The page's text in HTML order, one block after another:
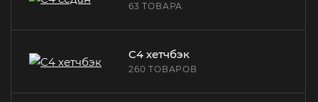
63 ТОВАРА
C4 хетчбэк
260 ТОВАРОВ